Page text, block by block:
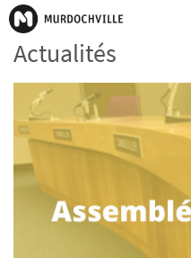
Actualités